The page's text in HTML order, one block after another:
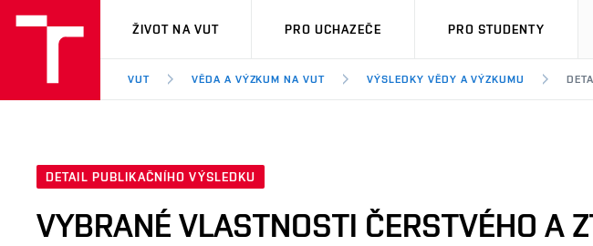
VUT
ŽIVOT NA VUT PRO UCHAZEČE PRO STUDENTY
VUT VĚDA A VÝZKUM NA VUT VÝSLEDKY VĚDY A VÝZKUMU
DETAIL PUBLIKAČNÍHO VÝSLEDKU
VYBRANÉ VLASTNOSTI ČERSTVÉHO A